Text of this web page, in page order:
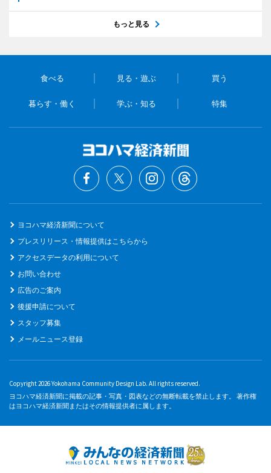
もっと見る
食べる 見る・遊ぶ 買う
暮らす・働く 学ぶ・知る 特集
ヨコハマ経済新聞について
プレスリリース・情報提供はこちらから
アクセスデータの利用について
お問い合わせ
広告のご案内
後援申請について
スタッフ募集
メールニュース登録
Copyright 2026 Yokohama Community Design Lab. All rights reserved.
ヨコハマ経済新聞に掲載の記事・写真・図表などの無断転載を禁止します。 著作権
はヨコハマ経済新聞またはその情報提供者に属します。